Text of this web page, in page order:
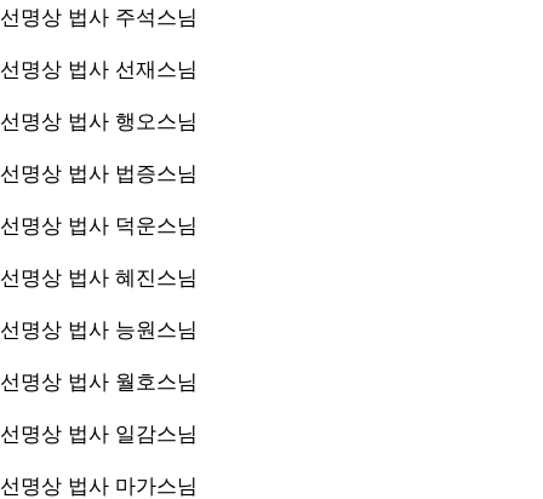
선명상 법사 주석스님
선명상 법사 선재스님
선명상 법사 행오스님
선명상 법사 법증스님
선명상 법사 덕운스님
선명상 법사 혜진스님
선명상 법사 능원스님
선명상 법사 월호스님
선명상 법사 일감스님
선명상 법사 마가스님